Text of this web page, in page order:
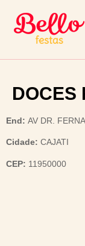
DOCES
End: AV DR.
Cidade: CAJATI
CEP: 11950000